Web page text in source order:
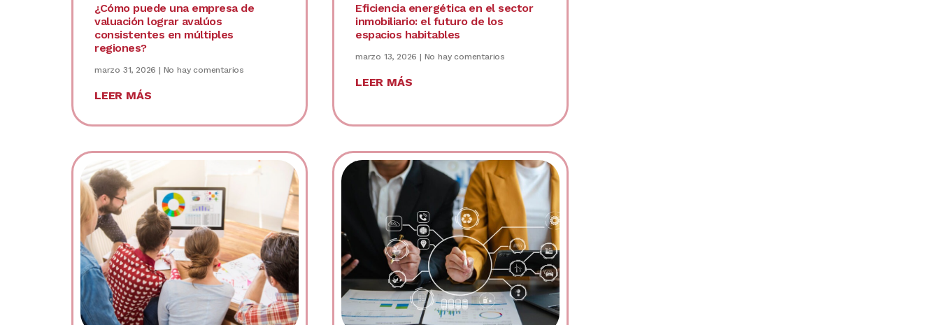
¿Cómo puede una empresa de
valuación lograr avalúos
consistentes en múltiples
regiones?
marzo 31, 2026 No hay comentarios
LEER MÁS
Eficiencia energética en el sector
inmobiliario: el futuro de los
espacios habitables
marzo 13, 2026 No hay comentarios
LEER MÁS